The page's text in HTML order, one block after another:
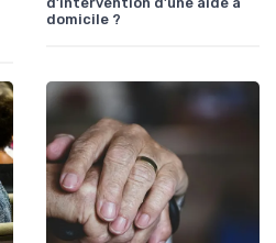
domicile ?